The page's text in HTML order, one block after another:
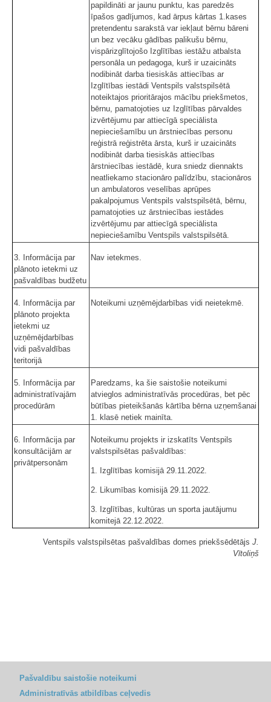
papildināti ar jaunu punktu, kas paredzēs
īpašos gadījumos, kad ārpus kārtas 1.kases
pretendentu sarakstā var iekļaut bērnu bāreni
un bez vecāku gādības palikušu bērnu,
vispārizglītojošo Izglītības iestāžu atbalsta
personāla un pedagoga, kurš ir uzaicināts
nodibināt darba tiesiskās attiecības ar
Izglītības iestādi Ventspils valstspilsētā
noteiktajos prioritārajos mācību priekšmetos,
bērnu, pamatojoties uz Izglītības pārvaldes
izvērtējumu par attiecīgā speciālista
nepieciešamību un ārstniecības personu
reģistrā reģistrēta ārsta, kurš ir uzaicināts
nodibināt darba tiesiskās attiecības
ārstniecības iestādē, kura sniedz diennakts
neatliekamo stacionāro palīdzību, stacionāros
un ambulatoros veselības aprūpes
pakalpojumus Ventspils valstspilsētā, bērnu,
pamatojoties uz ārstniecības iestādes
izvērtējumu par attiecīgā speciālista
nepieciešamību Ventspils valstspilsētā.
3. Informācija par
plānoto ietekmi uz
pašvaldības budžetu
Nav ietekmes.
4. Informācija par
plānoto projekta
ietekmi uz
uzņēmējdarbības
vidi pašvaldības
teritorijā
Noteikumi uzņēmējdarbības vidi neietekmē.
5. Informācija par
administratīvajām
procedūrām
Paredzams, ka šie saistošie noteikumi
atvieglos administratīvās procedūras, bet pēc
būtības pieteikšanās kārtība bērna uzņemšanai
1. klasē netiek mainīta.
6. Informācija par
konsultācijām ar
privātpersonām
Noteikumu projekts ir izskatīts Ventspils
valstspilsētas pašvaldības:
1. Izglītības komisijā 29.11.2022.
2. Likumības komisijā 29.11.2022.
3. Izglītības, kultūras un sporta jautājumu
komitejā 22.12.2022.
Ventspils valstspilsētas pašvaldības domes priekšsēdētājs J.
Vītoliņš
Pašvaldību saistošie noteikumi
Administratīvās atbildības ceļvedis